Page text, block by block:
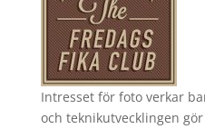
Intresset för foto verkar
och teknikutvecklingen